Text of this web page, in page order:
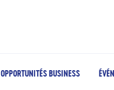
OPPORTUNITÉS BUSINESS